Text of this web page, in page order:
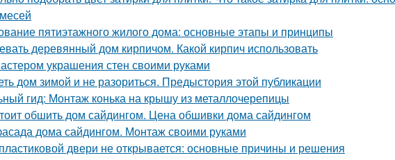
пятиэтажного жилого дома: основные этапы и принципы
деревянный дом кирпичом. Какой кирпич использовать
украшения стен своими руками
дом зимой и не разориться. Предыстория этой публикации
гид: Монтаж конька на крышу из металлочерепицы
обшить дом сайдингом. Цена обшивки дома сайдингом
дома сайдингом. Монтаж своими руками
двери не открывается: основные причины и решения